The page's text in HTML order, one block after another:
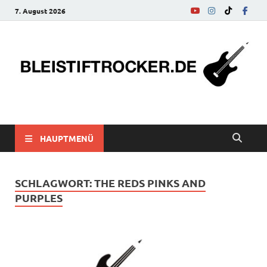
7. August 2026
bleistiftrocker.de
HAUPTMENÜ
SCHLAGWORT:THE REDS PINKS AND
PURPLES